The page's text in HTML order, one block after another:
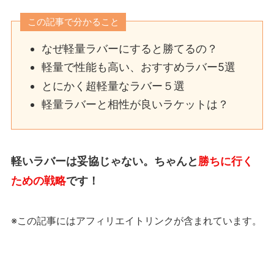
この記事で分かること
なぜ軽量ラバーにすると勝てるの？
軽量で性能も高い、おすすめラバー5選
とにかく超軽量なラバー５選
軽量ラバーと相性が良いラケットは？
軽いラバーは妥協じゃない。ちゃんと勝ちに行く
ための戦略です！
※この記事にはアフィリエイトリンクが含まれています。